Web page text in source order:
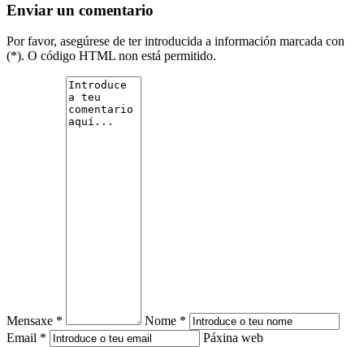
Enviar un comentario
Por favor, asegúrese de ter introducida a información marcada con
(*). O código HTML non está permitido.
Mensaxe *
Nome *
Email *
Páxina web